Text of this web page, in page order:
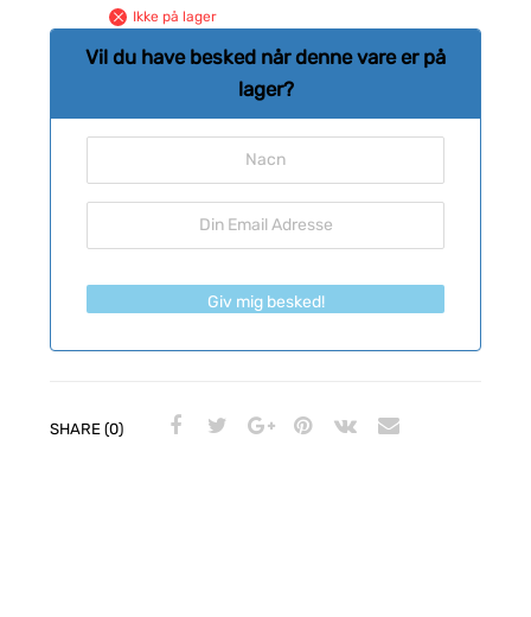
Ikke på lager
Vil du have besked når denne vare er på
lager?
Giv mig besked!
SHARE (0)